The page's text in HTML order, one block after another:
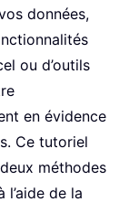
données,
ou d’outils
en évidence
Ce tutoriel
méthodes
l’aide de la